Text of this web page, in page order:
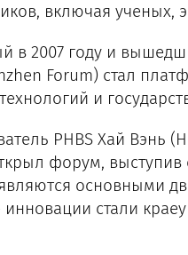
включая
в 2007 году и
Forum) стал
и
PHBS Хай Вэнь
форум,
основными
стали